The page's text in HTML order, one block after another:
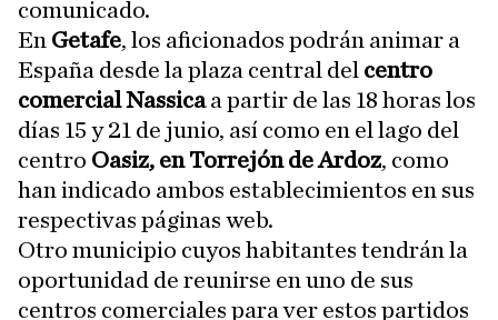
comunicado.
En Getafe, los aficionados podrán animar a
España desde la plaza central del centro
comercial Nassicaa partir de las 18 horas los
días 15 y 21 de junio, así como en el lago del
centro Oasiz, en Torrejón de Ardoz, como
han indicado ambos establecimientos en sus
respectivas páginas web.
Otro municipio cuyos habitantes tendrán la
oportunidad de reunirse en uno de sus
centros comerciales para ver estos partidos